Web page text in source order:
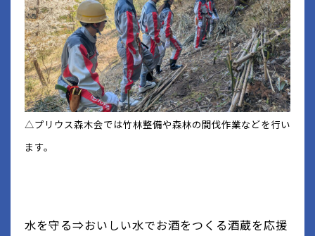
△プリウス森木会では竹林整備や森林の間伐作業などを行い
ます。
水を守る⇒おいしい水でお酒をつくる酒蔵を応援